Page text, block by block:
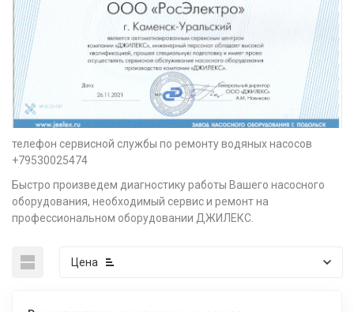
телефон сервисной службы по ремонту водяных насосов
+79530025474
Быстро произведем диагностику работы Вашего насосного
оборудования, необходимый сервис и ремонт на
профессиональном оборудовании ДЖИЛЕКС.
Цена